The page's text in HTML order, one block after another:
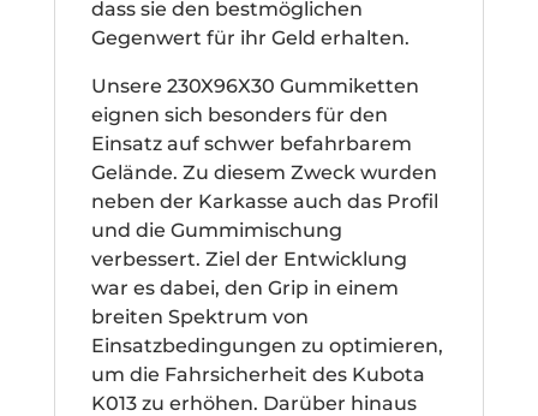
dass sie den bestmöglichen
Gegenwert für ihr Geld erhalten.
Unsere 230X96X30 Gummiketten
eignen sich besonders für den
Einsatz auf schwer befahrbarem
Gelände. Zu diesem Zweck wurden
neben der Karkasse auch das Profil
und die Gummimischung
verbessert. Ziel der Entwicklung
war es dabei, den Grip in einem
breiten Spektrum von
Einsatzbedingungen zu optimieren,
um die Fahrsicherheit des Kubota
K013 zu erhöhen. Darüber hinaus